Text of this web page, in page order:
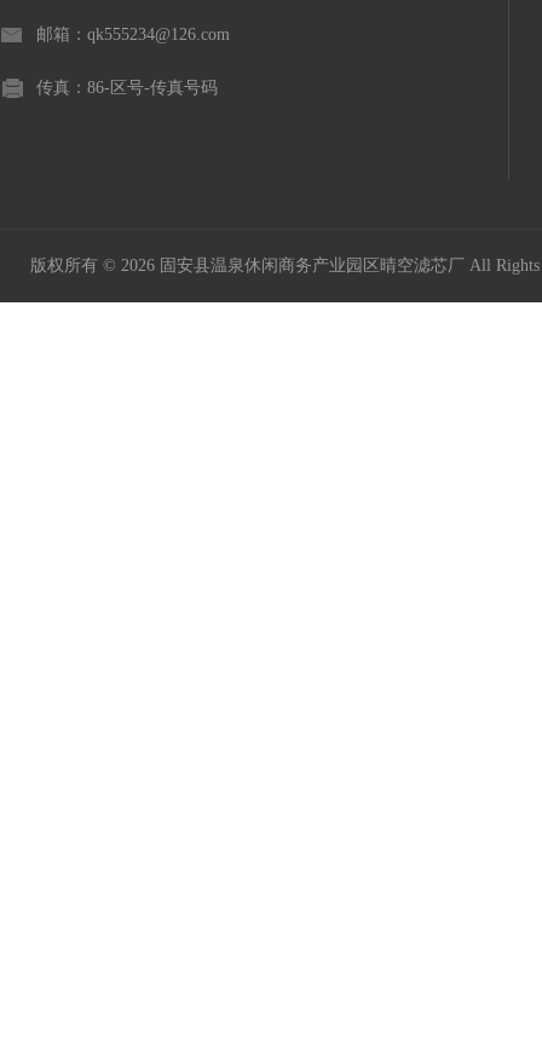
邮箱：qk555234@126.com
传真：86-区号-传真号码
版权所有 © 2026 固安县温泉休闲商务产业园区晴空滤芯厂 All